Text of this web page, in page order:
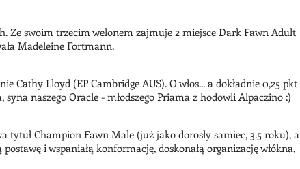
Ze swoim trzecim welonem zajmuje 2 miejsce Dark Fawn Adult
Madeleine Fortmann.
Lloyd (EP Cambridge AUS). O włos... a dokładnie 0,25 pkt
naszego Oracle - młodszego Priama z hodowli Alpaczino :)
Champion Fawn Male (już jako dorosły samiec, 3.5 roku), a
i wspaniałą konformację, doskonałą organizację włókna,